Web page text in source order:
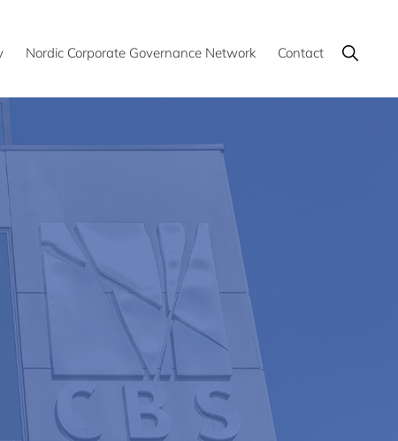
Nordic Corporate Governance Network Contact Show
Search